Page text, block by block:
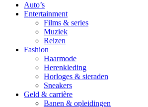
Auto’s
Entertainment
Films & series
Muziek
Reizen
Fashion
Haarmode
Herenkleding
Horloges & sieraden
Sneakers
Geld & carrière
Banen & opleidingen